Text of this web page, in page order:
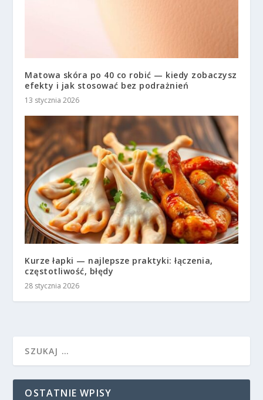
Matowa skóra po 40 co robić — kiedy zobaczysz
efekty i jak stosować bez podrażnień
13 stycznia 2026
Kurze łapki — najlepsze praktyki: łączenia,
częstotliwość, błędy
28 stycznia 2026
OSTATNIE WPISY